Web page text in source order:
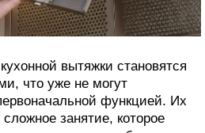
вытяжки становятся
что уже не могут
функцией. Их
занятие, которое